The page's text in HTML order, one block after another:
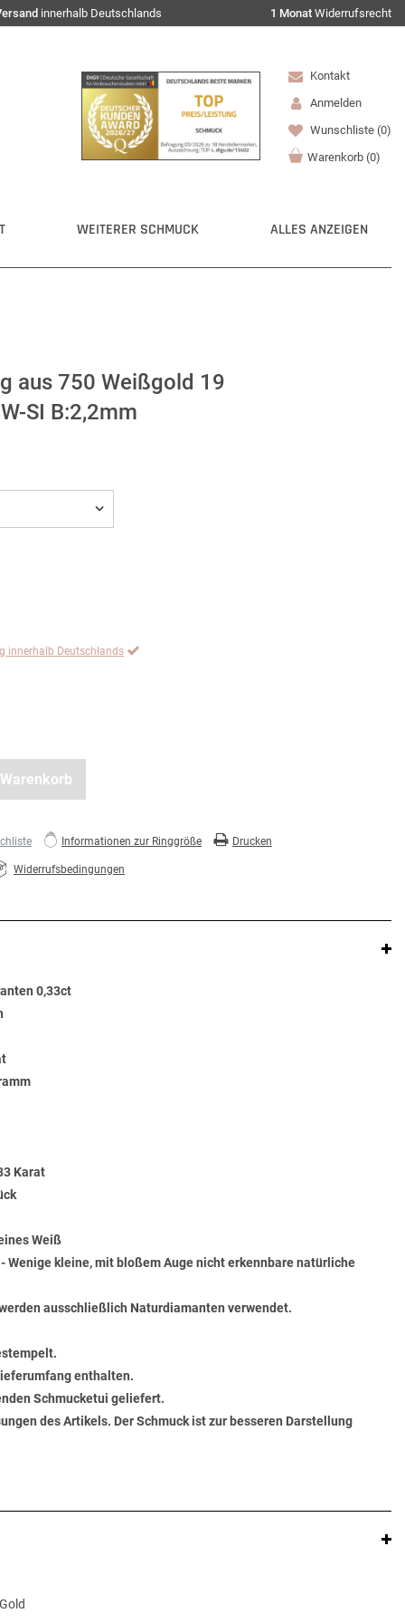
innerhalb Deutschlands 1 Monat Widerrufsrecht
Kontakt
Anmelden
Wunschliste (0)
Warenkorb (0)
WEITERER SCHMUCK ALLES ANZEIGEN
aus 750 Weißgold 19
SI B:2,2mm
innerhalb Deutschlands
Informationen zur Ringgröße Drucken
Widerrufsbedingungen
0,33ct
Karat
Weiß
Wenige kleine, mit bloßem Auge nicht erkennbare natürliche
ausschließlich Naturdiamanten verwendet.
enthalten.
Schmucketui geliefert.
des Artikels. Der Schmuck ist zur besseren Darstellung